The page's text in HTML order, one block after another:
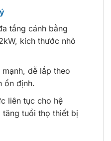
tầng cánh bằng
kích thước nhỏ
mạnh, dễ lắp theo
ổn định.
liên tục cho hệ
tuổi thọ thiết bị